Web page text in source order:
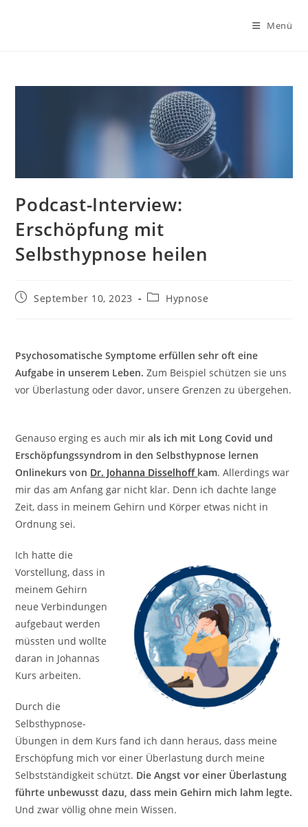
Menü
Podcast-Interview:
Erschöpfung mit
Selbsthypnose heilen
BeitragSeptember 10, 2023
Beitrags-
Hypnose
Psychosomatische Symptome erfüllen sehr oft eine
Aufgabe in unserem Leben. Zum Beispiel schützen sie uns
vor Überlastung oder davor, unsere Grenzen zu übergehen.⁠
Genauso erging es auch mirals ich mit Long Covid und
Erschöpfungssyndrom in den Selbsthypnose lernen
Onlinekurs von Dr. Johanna Disselhoff kam. Allerdings war
mir das am Anfang gar nicht klar. Denn ich dachte lange
Zeit, dass in meinem Gehirn und Körper etwas nicht in
Ordnung sei.
Ich hatte die
Vorstellung, dass in
meinem Gehirn
neue Verbindungen
aufgebaut werden
müssten und wollte
daran in Johannas
Kurs arbeiten.⁠
Durch die
Selbsthypnose-
Übungen in dem Kurs fand ich dann heraus, dass meine
Erschöpfung mich vor einer Überlastung durch meine
Selbstständigkeit schützt. Die Angst vor einer Überlastung
führte unbewusst dazu, dass mein Gehirn mich lahm legte.
Und zwar völlig ohne mein Wissen.⁠ ⁠